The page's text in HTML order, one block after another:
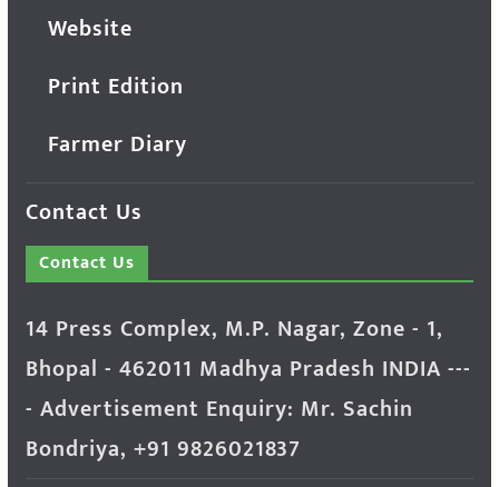
Website
Print Edition
Farmer Diary
Contact Us
Contact Us
14 Press Complex, M.P. Nagar, Zone - 1,
Bhopal - 462011 Madhya Pradesh INDIA ---
- Advertisement Enquiry: Mr. Sachin
Bondriya, +91 9826021837